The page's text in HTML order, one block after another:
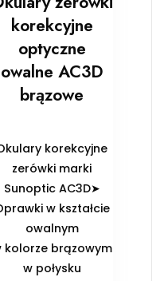
korekcyjne
optyczne
owalne AC3D
brązowe
korekcyjne
zerówki marki
Sunoptic AC3D➤
w kształcie
owalnym
kolorze brązowym
w połysku